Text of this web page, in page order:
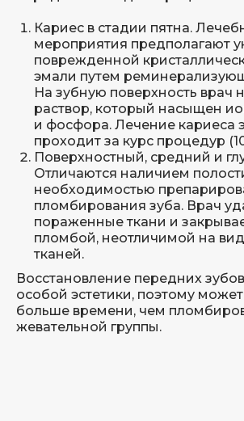
Кариес в стадии пятна.
мероприятия предполагают
поврежденной
эмали путем
На зубную поверхность врач
раствор, который насыщен
и фосфора. Лечение кариеса
проходит за курс процедур
Поверхностный, средний и
Отличаются наличием
необходимостью
пломбирования зуба. Врач
пораженные ткани и
пломбой, неотличимой на
тканей.
Восстановление передних
особой эстетики, поэтому может
больше времени, чем
жевательной группы.